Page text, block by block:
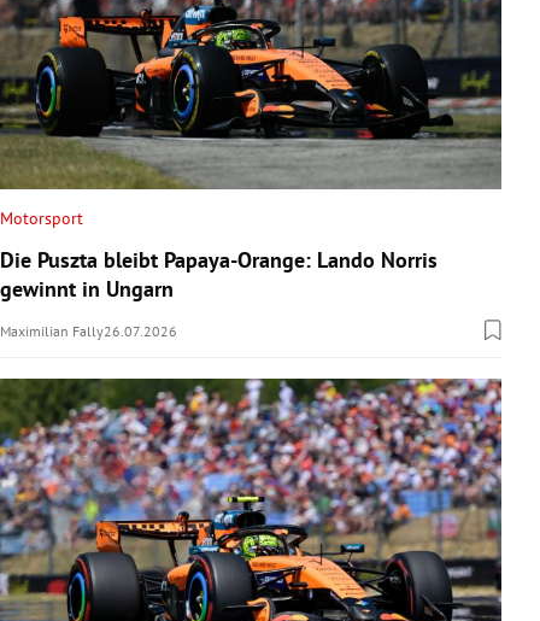
Motorsport
Die Puszta bleibt Papaya-Orange: Lando Norris
gewinnt in Ungarn
Maximilian Fally26.07.2026